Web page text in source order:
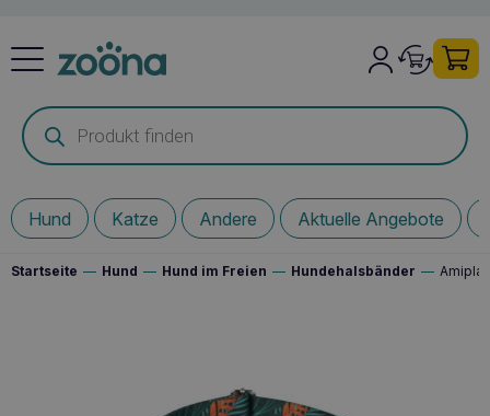
Products
search
Hund Katze Andere Aktuelle Angebote
Startseite — Hund — Hund im Freien — Hundehalsbänder —